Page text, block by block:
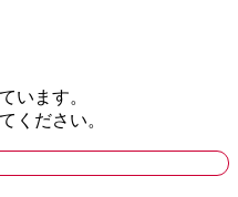
います。
ください。